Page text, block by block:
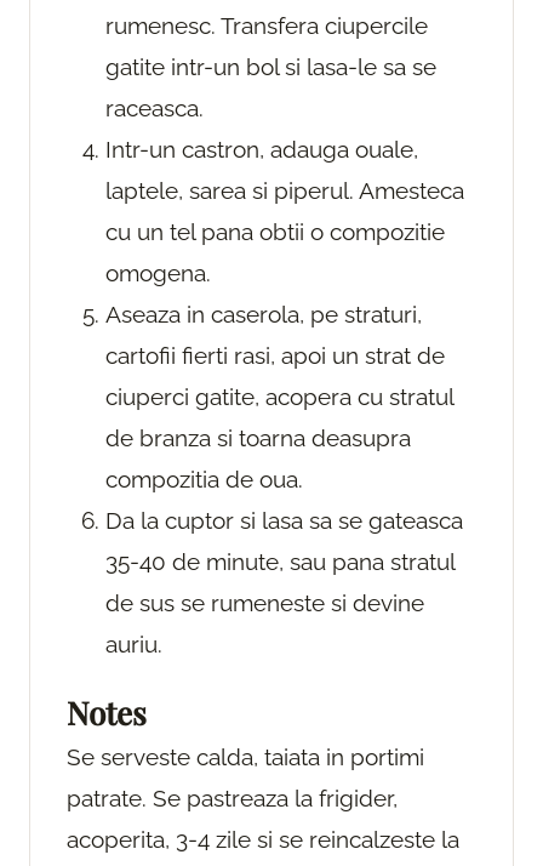
rumenesc. Transfera ciupercile
gatite intr-un bol si lasa-le sa se
raceasca.
Intr-un castron, adauga ouale,
laptele, sarea si piperul. Amesteca
cu un tel pana obtii o compozitie
omogena.
Aseaza in caserola, pe straturi,
cartofii fierti rasi, apoi un strat de
ciuperci gatite, acopera cu stratul
de branza si toarna deasupra
compozitia de oua.
Da la cuptor si lasa sa se gateasca
35-40 de minute, sau pana stratul
de sus se rumeneste si devine
auriu.
Notes
Se serveste calda, taiata in portimi
patrate. Se pastreaza la frigider,
acoperita, 3-4 zile si se reincalzeste la